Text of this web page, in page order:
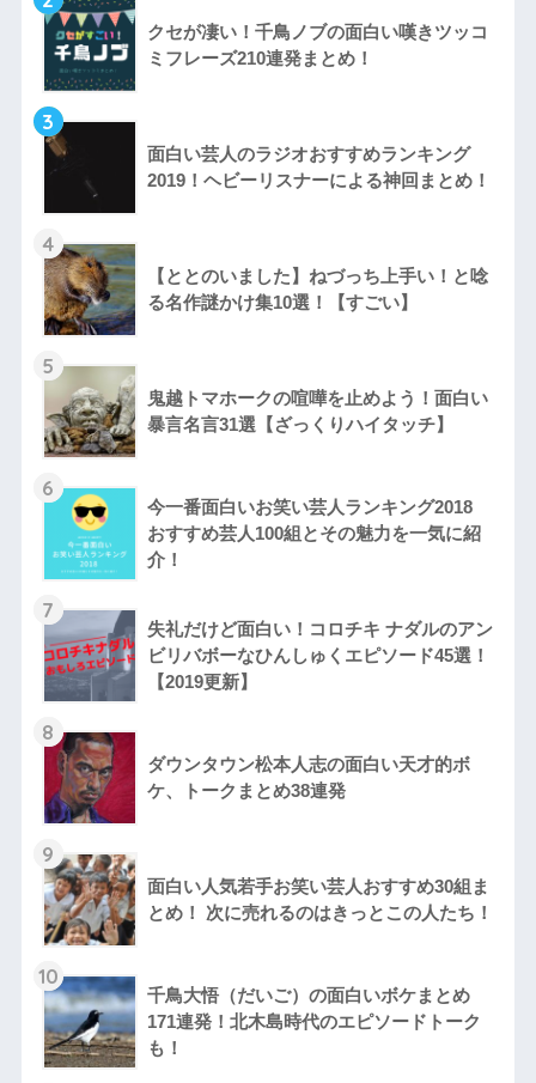
クセが凄い！千鳥ノブの面白い嘆きツッコ
ミフレーズ210連発まとめ！
3
面白い芸人のラジオおすすめランキング
2019！ヘビーリスナーによる神回まとめ！
4
【ととのいました】ねづっち上手い！と唸
る名作謎かけ集10選！【すごい】
5
鬼越トマホークの喧嘩を止めよう！面白い
暴言名言31選【ざっくりハイタッチ】
6
今一番面白いお笑い芸人ランキング2018
おすすめ芸人100組とその魅力を一気に紹
介！
7
失礼だけど面白い！コロチキ ナダルのアン
ビリバボーなひんしゅくエピソード45選！
【2019更新】
8
ダウンタウン松本人志の面白い天才的ボ
ケ、トークまとめ38連発
9
面白い人気若手お笑い芸人おすすめ30組ま
とめ！ 次に売れるのはきっとこの人たち！
10
千鳥大悟（だいご）の面白いボケまとめ
171連発！北木島時代のエピソードトーク
も！